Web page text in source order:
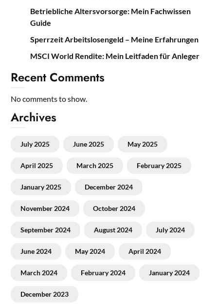
Betriebliche Altersvorsorge: Mein Fachwissen
Guide
Sperrzeit Arbeitslosengeld – Meine Erfahrungen
MSCI World Rendite: Mein Leitfaden für Anleger
Recent Comments
No comments to show.
Archives
July 2025 June 2025 May 2025
April 2025 March 2025 February 2025
January 2025 December 2024
November 2024 October 2024
September 2024 August 2024 July 2024
June 2024 May 2024 April 2024
March 2024 February 2024 January 2024
December 2023